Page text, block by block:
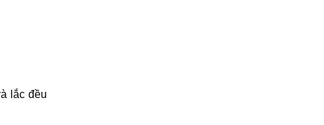
lắc đều